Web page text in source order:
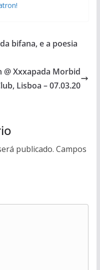
bifana, e a poesia
@ Xxxapada Morbid
Lisboa – 07.03.20
publicado. Campos